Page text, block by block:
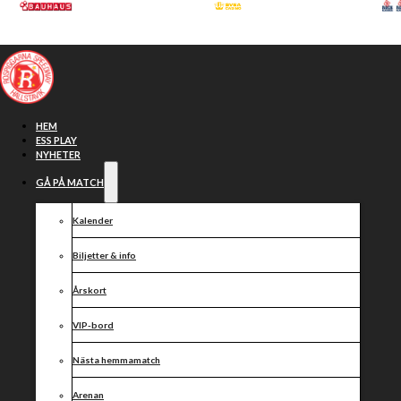
Hoppa till huvudinnehåll
HEM
ESS PLAY
NYHETER
GÅ PÅ MATCH
Kalender
Biljetter & info
Årskort
VIP-bord
Nästa hemmamatch
Arenan
Rospiggarnas